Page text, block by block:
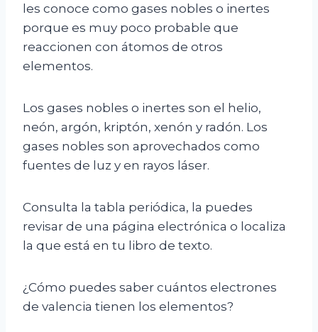
les conoce como gases nobles o inertes
porque es muy poco probable que
reaccionen con átomos de otros
elementos.
Los gases nobles o inertes son el helio,
neón, argón, kriptón, xenón y radón. Los
gases nobles son aprovechados como
fuentes de luz y en rayos láser.
Consulta la tabla periódica, la puedes
revisar de una página electrónica o localiza
la que está en tu libro de texto.
¿Cómo puedes saber cuántos electrones
de valencia tienen los elementos?